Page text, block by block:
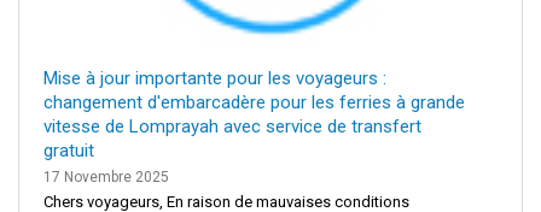
Mise à jour importante pour les voyageurs :
changement d'embarcadère pour les ferries à grande
vitesse de Lomprayah avec service de transfert
gratuit
17 Novembre 2025
Chers voyageurs, En raison de mauvaises conditions